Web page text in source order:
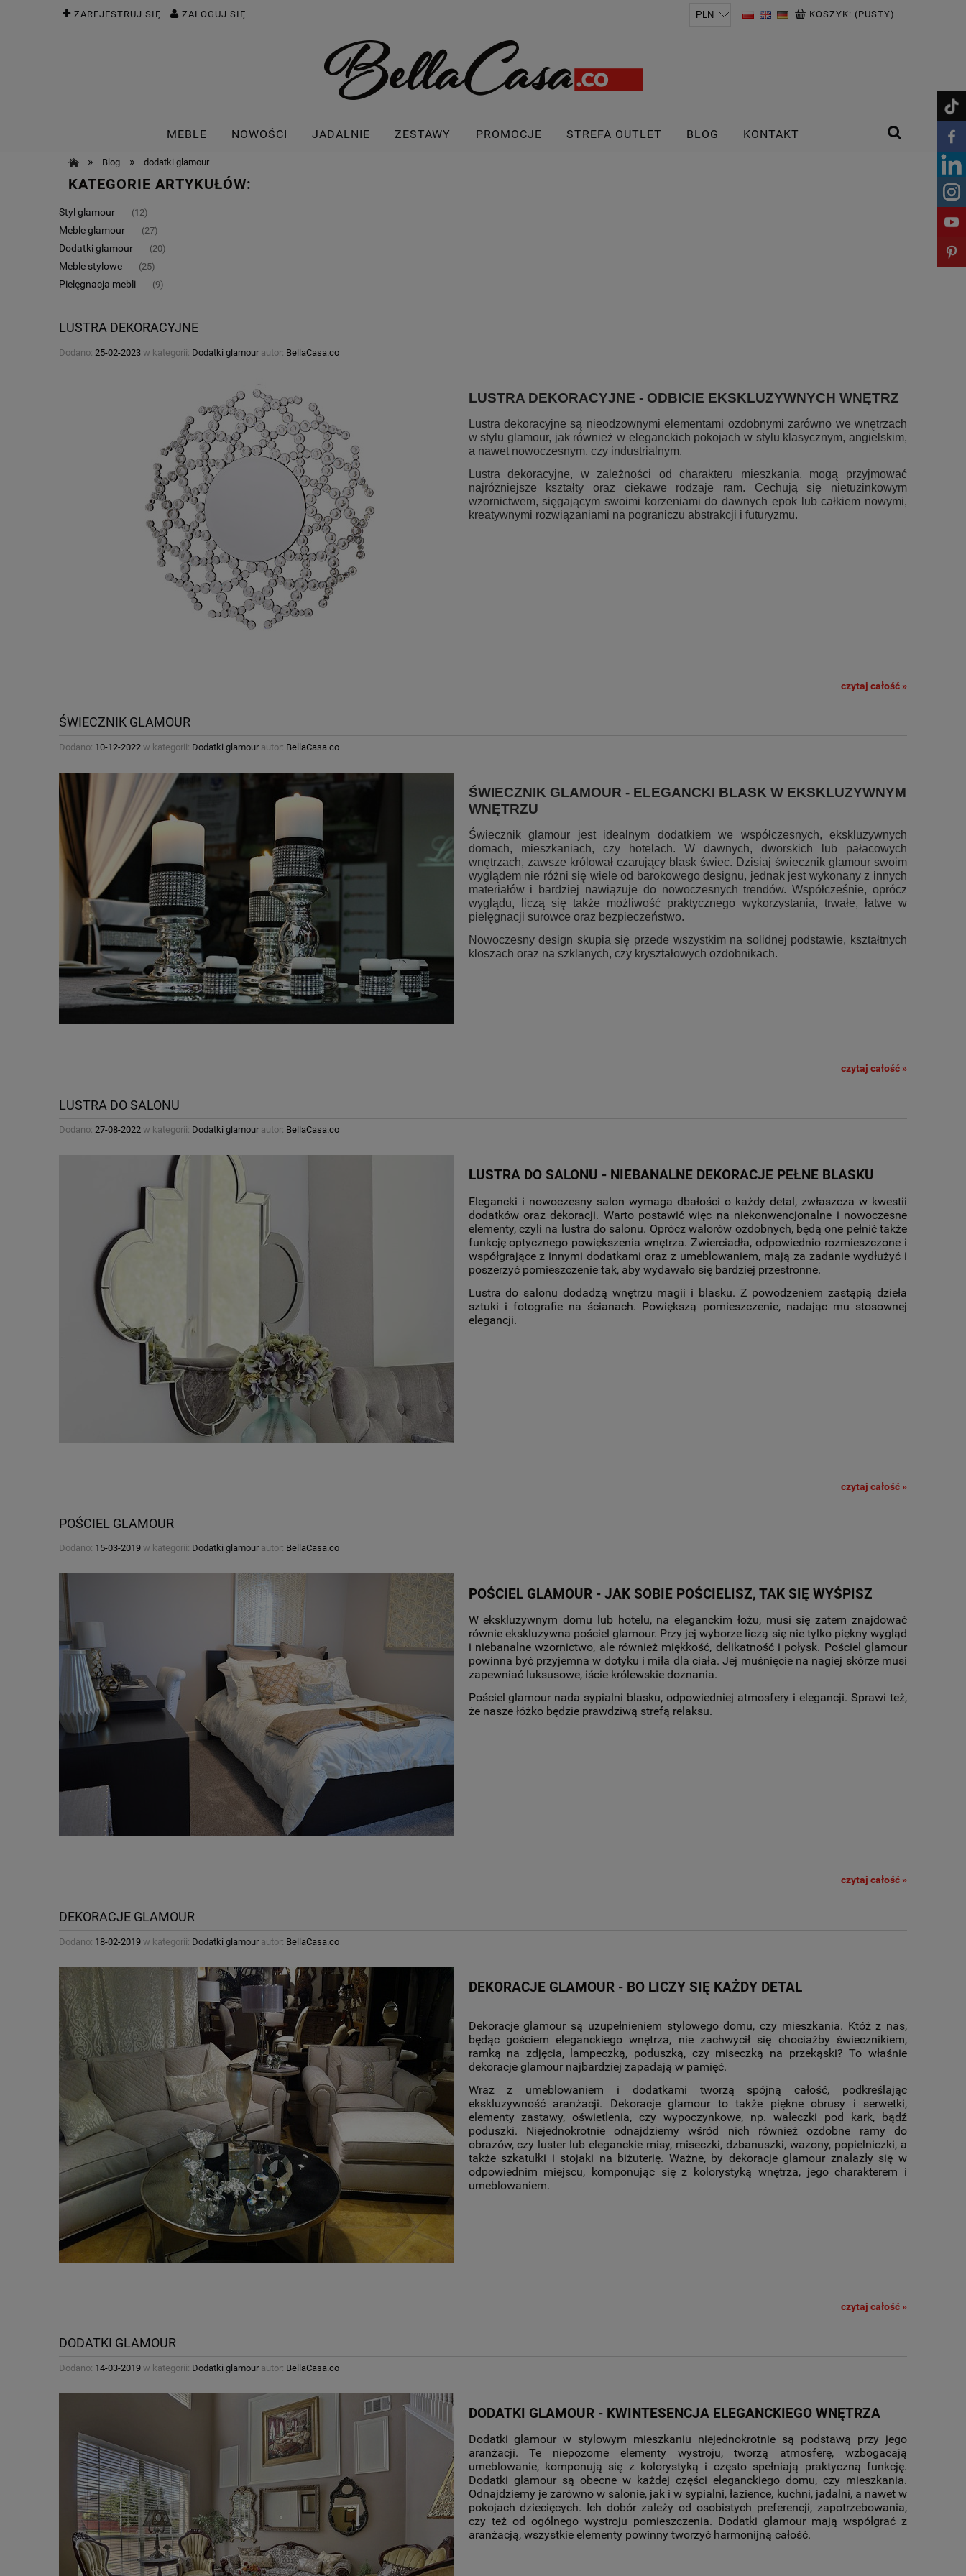
ZAREJESTRUJ SIĘ ZALOGUJ SIĘ KOSZYK: (PUSTY)
MEBLE NOWOŚCI JADALNIE ZESTAWY PROMOCJE STREFA OUTLET BLOG KONTAKT
» Blog » dodatki glamour
KATEGORIE ARTYKUŁÓW:
Styl glamour (12)
Meble glamour (27)
Dodatki glamour (20)
Meble stylowe (25)
Pielęgnacja mebli (9)
LUSTRA DEKORACYJNE
Dodano: 25-02-2023 w kategorii: Dodatki glamour autor: BellaCasa.co
LUSTRA DEKORACYJNE - ODBICIE EKSKLUZYWNYCH WNĘTRZ
Lustra dekoracyjne są nieodzownymi elementami ozdobnymi zarówno we wnętrzach
w stylu glamour, jak również w eleganckich pokojach w stylu klasycznym, angielskim,
a nawet nowoczesnym, czy industrialnym.
Lustra dekoracyjne, w zależności od charakteru mieszkania, mogą przyjmować
najróżniejsze kształty oraz ciekawe rodzaje ram. Cechują się nietuzinkowym
wzornictwem, sięgającym swoimi korzeniami do dawnych epok lub całkiem nowymi,
kreatywnymi rozwiązaniami na pograniczu abstrakcji i futuryzmu.
czytaj całość »
ŚWIECZNIK GLAMOUR
Dodano: 10-12-2022 w kategorii: Dodatki glamour autor: BellaCasa.co
ŚWIECZNIK GLAMOUR - ELEGANCKI BLASK W EKSKLUZYWNYM
WNĘTRZU
Świecznik glamour jest idealnym dodatkiem we współczesnych, ekskluzywnych
domach, mieszkaniach, czy hotelach. W dawnych, dworskich lub pałacowych
wnętrzach, zawsze królował czarujący blask świec. Dzisiaj świecznik glamour swoim
wyglądem nie różni się wiele od barokowego designu, jednak jest wykonany z innych
materiałów i bardziej nawiązuje do nowoczesnych trendów. Współcześnie, oprócz
wyglądu, liczą się także możliwość praktycznego wykorzystania, trwałe, łatwe w
pielęgnacji surowce oraz bezpieczeństwo.
Nowoczesny design skupia się przede wszystkim na solidnej podstawie, kształtnych
kloszach oraz na szklanych, czy kryształowych ozdobnikach.
czytaj całość »
LUSTRA DO SALONU
Dodano: 27-08-2022 w kategorii: Dodatki glamour autor: BellaCasa.co
LUSTRA DO SALONU - NIEBANALNE DEKORACJE PEŁNE BLASKU
Elegancki i nowoczesny salon wymaga dbałości o każdy detal, zwłaszcza w kwestii
dodatków oraz dekoracji. Warto postawić więc na niekonwencjonalne i nowoczesne
elementy, czyli na lustra do salonu. Oprócz walorów ozdobnych, będą one pełnić także
funkcję optycznego powiększenia wnętrza. Zwierciadła, odpowiednio rozmieszczone i
współgrające z innymi dodatkami oraz z umeblowaniem, mają za zadanie wydłużyć i
poszerzyć pomieszczenie tak, aby wydawało się bardziej przestronne.
Lustra do salonu dodadzą wnętrzu magii i blasku. Z powodzeniem zastąpią dzieła
sztuki i fotografie na ścianach. Powiększą pomieszczenie, nadając mu stosownej
elegancji.
czytaj całość »
POŚCIEL GLAMOUR
Dodano: 15-03-2019 w kategorii: Dodatki glamour autor: BellaCasa.co
POŚCIEL GLAMOUR - JAK SOBIE POŚCIELISZ, TAK SIĘ WYŚPISZ
W ekskluzywnym domu lub hotelu, na eleganckim łożu, musi się zatem znajdować
równie ekskluzywna pościel glamour. Przy jej wyborze liczą się nie tylko piękny wygląd
i niebanalne wzornictwo, ale również miękkość, delikatność i połysk. Pościel glamour
powinna być przyjemna w dotyku i miła dla ciała. Jej muśnięcie na nagiej skórze musi
zapewniać luksusowe, iście królewskie doznania.
Pościel glamour nada sypialni blasku, odpowiedniej atmosfery i elegancji. Sprawi też,
że nasze łóżko będzie prawdziwą strefą relaksu.
czytaj całość »
DEKORACJE GLAMOUR
Dodano: 18-02-2019 w kategorii: Dodatki glamour autor: BellaCasa.co
DEKORACJE GLAMOUR - BO LICZY SIĘ KAŻDY DETAL
Dekoracje glamour są uzupełnieniem stylowego domu, czy mieszkania. Któż z nas,
będąc gościem eleganckiego wnętrza, nie zachwycił się chociażby świecznikiem,
ramką na zdjęcia, lampeczką, poduszką, czy miseczką na przekąski? To właśnie
dekoracje glamour najbardziej zapadają w pamięć.
Wraz z umeblowaniem i dodatkami tworzą spójną całość, podkreślając
ekskluzywność aranżacji. Dekoracje glamour to także piękne obrusy i serwetki,
elementy zastawy, oświetlenia, czy wypoczynkowe, np. wałeczki pod kark, bądź
poduszki. Niejednokrotnie odnajdziemy wśród nich również ozdobne ramy do
obrazów, czy luster lub eleganckie misy, miseczki, dzbanuszki, wazony, popielniczki, a
także szkatułki i stojaki na biżuterię. Ważne, by dekoracje glamour znalazły się w
odpowiednim miejscu, komponując się z kolorystyką wnętrza, jego charakterem i
umeblowaniem.
czytaj całość »
DODATKI GLAMOUR
Dodano: 14-03-2019 w kategorii: Dodatki glamour autor: BellaCasa.co
DODATKI GLAMOUR - KWINTESENCJA ELEGANCKIEGO WNĘTRZA
Dodatki glamour w stylowym mieszkaniu niejednokrotnie są podstawą przy jego
aranżacji. Te niepozorne elementy wystroju, tworzą atmosferę, wzbogacają
umeblowanie, komponują się z kolorystyką i często spełniają praktyczną funkcję.
Dodatki glamour są obecne w każdej części eleganckiego domu, czy mieszkania.
Odnajdziemy je zarówno w salonie, jak i w sypialni, łazience, kuchni, jadalni, a nawet w
pokojach dziecięcych. Ich dobór zależy od osobistych preferencji, zapotrzebowania,
czy też od ogólnego wystroju pomieszczenia. Dodatki glamour mają współgrać z
aranżacją, wszystkie elementy powinny tworzyć harmonijną całość.